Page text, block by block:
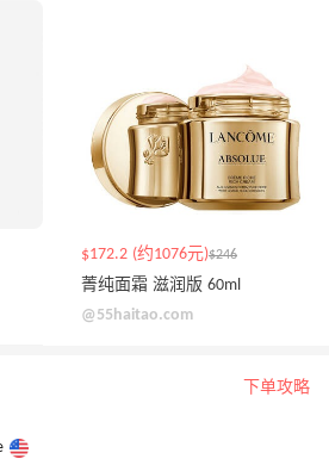
$172.2 (约1076元)$246
菁纯面霜 滋润版 60ml
@55haitao.com
下单攻略